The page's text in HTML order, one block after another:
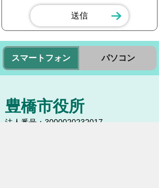
スマートフォン パソコン
豊橋市役所
法人番号：3000020232017